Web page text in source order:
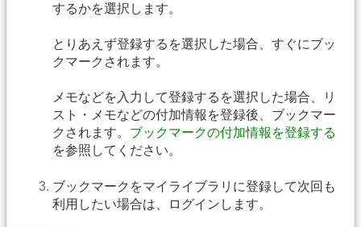
するかを選択します。
とりあえず登録するを選択した場合、すぐにブッ
クマークされます。
メモなどを入力して登録するを選択した場合、リ
スト・メモなどの付加情報を登録後、ブックマー
クされます。 ブックマークの付加情報を登録する
を参照してください。
ブックマークをマイライブラリに登録して次回も
利用したい場合は、ログインします。